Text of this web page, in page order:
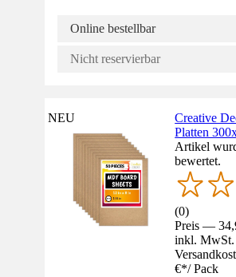
Online bestellbar
Nicht reservierbar
NEU
Creative
Platten
Artikel
bewertet.
(0)
Preis —
inkl. MwSt.
€*/ Pack